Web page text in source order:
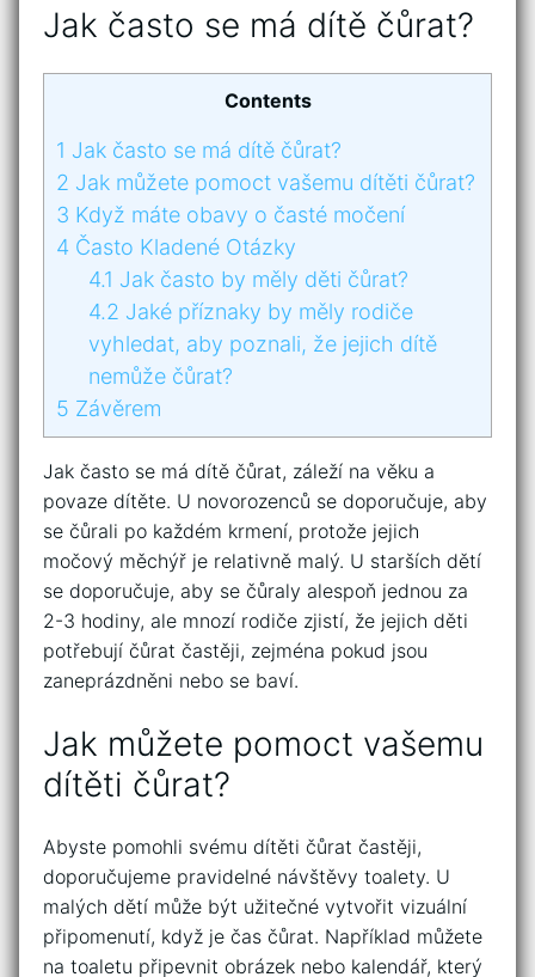
Jak často se má dítě čůrat?
Contents
1 Jak často se má dítě čůrat?
2 Jak můžete pomoct vašemu dítěti čůrat?
3 Když máte obavy o časté močení
4 Často Kladené Otázky
4.1 Jak často by měly děti čůrat?
4.2 Jaké příznaky by měly rodiče
vyhledat, aby poznali, že jejich dítě
nemůže čůrat?
5 Závěrem
Jak často se má dítě čůrat, záleží na věku a
povaze dítěte. U novorozenců se doporučuje, aby
se čůrali po každém krmení, protože jejich
močový měchýř je relativně malý. U starších dětí
se doporučuje, aby se čůraly alespoň jednou za
2-3 hodiny, ale mnozí rodiče zjistí, že jejich děti
potřebují čůrat častěji, zejména pokud jsou
zaneprázdněni nebo se baví.
Jak můžete pomoct vašemu
dítěti čůrat?
Abyste pomohli svému dítěti čůrat častěji,
doporučujeme pravidelné návštěvy toalety. U
malých dětí může být užitečné vytvořit vizuální
připomenutí, když je čas čůrat. Například můžete
na toaletu připevnit obrázek nebo kalendář, který